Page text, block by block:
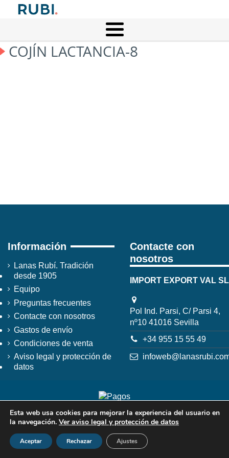
COJÍN LACTANCIA-8
Información
Lanas Rubí. Tradición
desde 1905
Equipo
Preguntas frecuentes
Contacte con nosotros
Gastos de envío
Condiciones de venta
Aviso legal y protección de
datos
Contacte con
nosotros
IMPORT EXPORT VAL SL
Pol Ind. Parsi, C/ Parsi 4,
nº10 41016 Sevilla
+34 955 15 55 49
Esta web usa cookies para mejorar la experiencia del usuario en
la navegación. Ver aviso legal y protección de datos
Aceptar Rechazar Ajustes